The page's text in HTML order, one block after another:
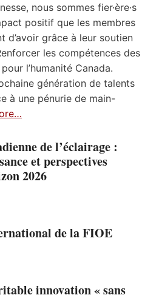
nous sommes fier·ère·s
positif que les membres
d’avoir grâce à leur soutien
les compétences des
l’humanité Canada.
génération de talents
à une pénurie de main-
de l’éclairage :
et perspectives
2026
de la FIOE
innovation « sans